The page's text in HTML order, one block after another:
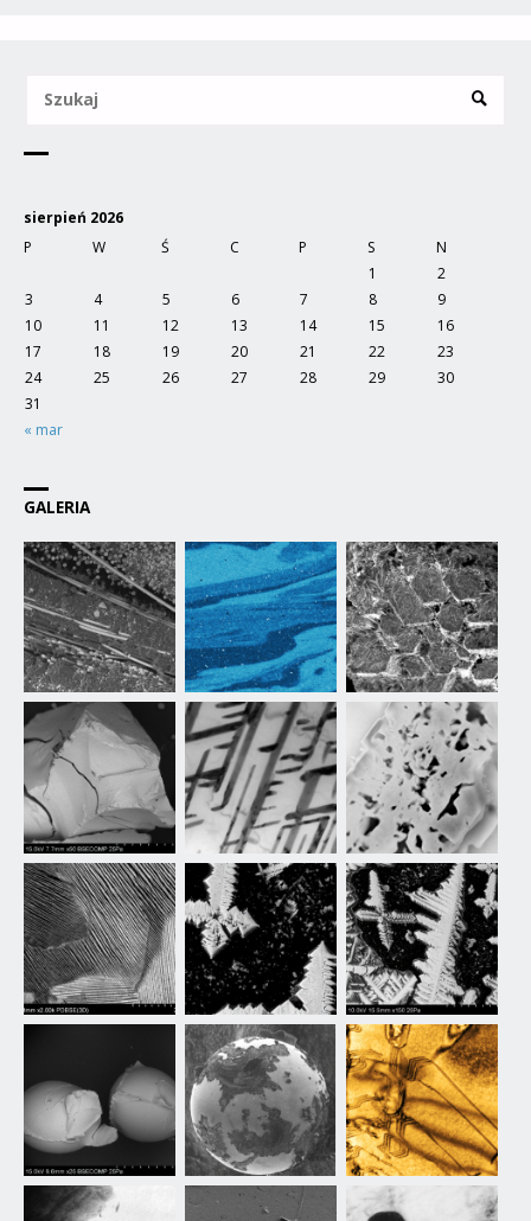
sierpień 2026
P
W Ś C P S N
« mar
1
2
3
4 5 6 7 8
9
10
11 12 13 14 15
16
17
18 19 20 21 22
23
24
25 26 27 28 29
30
31
GALERIA